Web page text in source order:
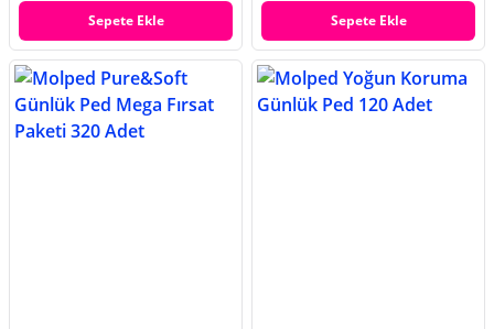
Sepete Ekle Sepete Ekle